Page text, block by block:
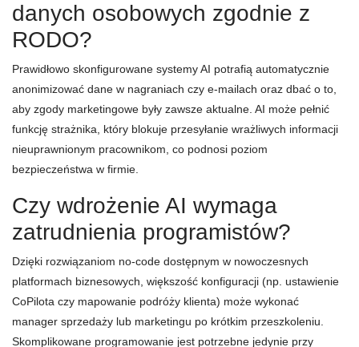
danych osobowych zgodnie z
RODO?
Prawidłowo skonfigurowane systemy AI potrafią automatycznie
anonimizować dane w nagraniach czy e-mailach oraz dbać o to,
aby zgody marketingowe były zawsze aktualne. AI może pełnić
funkcję strażnika, który blokuje przesyłanie wrażliwych informacji
nieuprawnionym pracownikom, co podnosi poziom
bezpieczeństwa w firmie.
Czy wdrożenie AI wymaga
zatrudnienia programistów?
Dzięki rozwiązaniom no-code dostępnym w nowoczesnych
platformach biznesowych, większość konfiguracji (np. ustawienie
CoPilota czy mapowanie podróży klienta) może wykonać
manager sprzedaży lub marketingu po krótkim przeszkoleniu.
Skomplikowane programowanie jest potrzebne jedynie przy